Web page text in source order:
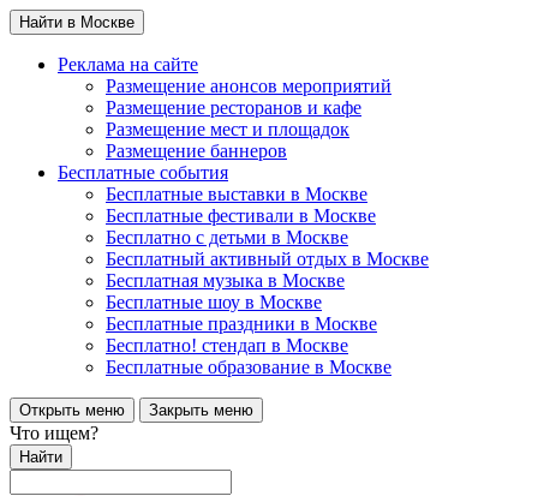
Найти в Москве
Реклама на сайте
Размещение анонсов мероприятий
Размещение ресторанов и кафе
Размещение мест и площадок
Размещение баннеров
Бесплатные события
Бесплатные выставки в Москве
Бесплатные фестивали в Москве
Бесплатно с детьми в Москве
Бесплатный активный отдых в Москве
Бесплатная музыка в Москве
Бесплатные шоу в Москве
Бесплатные праздники в Москве
Бесплатно! стендап в Москве
Бесплатные образование в Москве
Открыть меню Закрыть меню
Что ищем?
Найти